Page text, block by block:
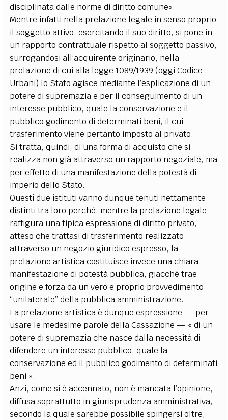
disciplinata dalle norme di diritto comune».
Mentre infatti nella prelazione legale in senso proprio
il soggetto attivo, esercitando il suo diritto, si pone in
un rapporto contrattuale rispetto al soggetto passivo,
surrogandosi all’acquirente originario, nella
prelazione di cui alla legge 1089/1939 (oggi Codice
Urbani) lo Stato agisce mediante l’esplicazione di un
potere di supremazia e per il conseguimento di un
interesse pubblico, quale la conservazione e il
pubblico godimento di determinati beni, il cui
trasferimento viene pertanto imposto al privato.
Si tratta, quindi, di una forma di acquisto che si
realizza non già attraverso un rapporto negoziale, ma
per effetto di una manifestazione della potestà di
imperio dello Stato.
Questi due istituti vanno dunque tenuti nettamente
distinti tra loro perché, mentre la prelazione legale
raffigura una tipica espressione di diritto privato,
atteso che trattasi di trasferimento realizzato
attraverso un negozio giuridico espresso, la
prelazione artistica costituisce invece una chiara
manifestazione di potestà pubblica, giacché trae
origine e forza da un vero e proprio provvedimento
“unilaterale” della pubblica amministrazione.
La prelazione artistica è dunque espressione — per
usare le medesime parole della Cassazione — « di un
potere di supremazia che nasce dalla necessità di
difendere un interesse pubblico, quale la
conservazione ed il pubblico godimento di determinati
beni ».
Anzi, come si è accennato, non è mancata l’opinione,
diffusa soprattutto in giurisprudenza amministrativa,
secondo la quale sarebbe possibile spingersi oltre,